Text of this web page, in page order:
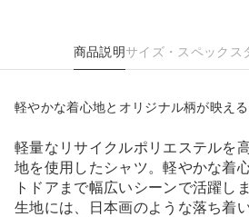
商品説明サイズ・スペック ス
軽やかな着心地とオリジナル柄が映え
軽量なリサイクルポリエステルを
地を使用したシャツ。軽やかな着
トドアまで幅広いシーンで活躍しま
生地には、日本画のような落ち着